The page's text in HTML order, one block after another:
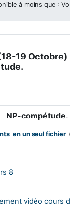
à moins que :
19 Octobre)
NP-compétude.
en un seul fichier (
8
vidéo cours